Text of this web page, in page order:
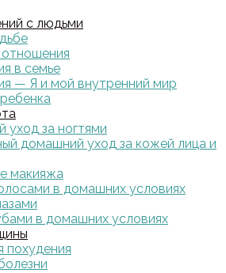
с людьми
в семье
— Я и мой внутренний мир
за ногтями
домашний уход за кожей лица и
макияжа
в домашних условиях
в домашних условиях
похудения